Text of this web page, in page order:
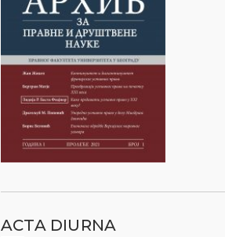
ACTA DIURNA